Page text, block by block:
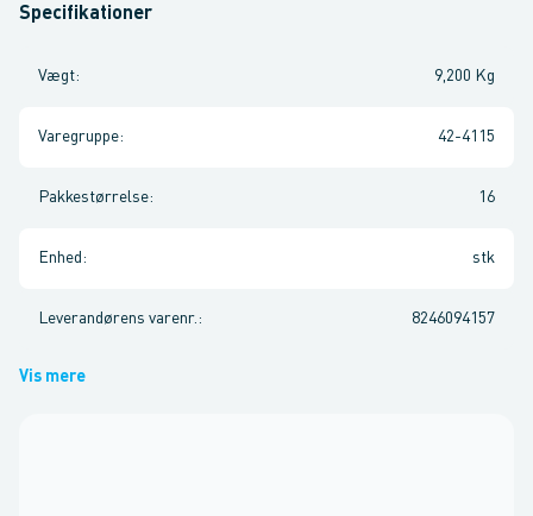
Specifikationer
Vægt: 9,200 Kg
Varegruppe: 42-4115
Pakkestørrelse: 16
Enhed : stk
Leverandørens varenr. : 8246094157
Vis mere